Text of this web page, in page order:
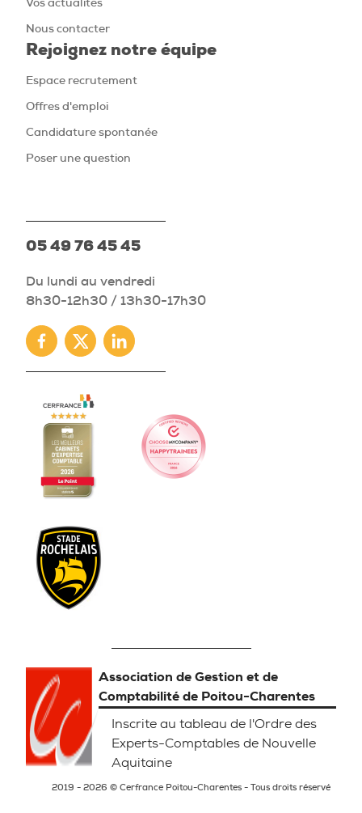
Nous contacter
Rejoignez notre équipe
Espace recrutement
Offres d'emploi
Candidature spontanée
Poser une question
05 49 76 45 45
Du lundi au vendredi
8h30-12h30 / 13h30-17h30
Facebook
TwitterLinkedin
Association de Gestion et de
Comptabilité de Poitou-Charentes
Inscrite au tableau de l'Ordre des
Experts-Comptables de Nouvelle
Aquitaine
2019 - 2026 © Cerfrance Poitou-Charentes - Tous droits réservé